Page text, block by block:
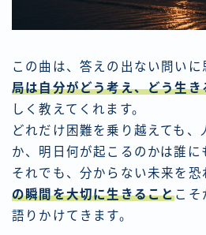
この曲は、答えの出ない問いに
局は自分がどう考え、どう生き
しく教えてくれます。
どれだけ困難を乗り越えても、
か、明日何が起こるのかは誰に
それでも、分からない未来を
の瞬間を大切に生きることこそ
語りかけてきます。